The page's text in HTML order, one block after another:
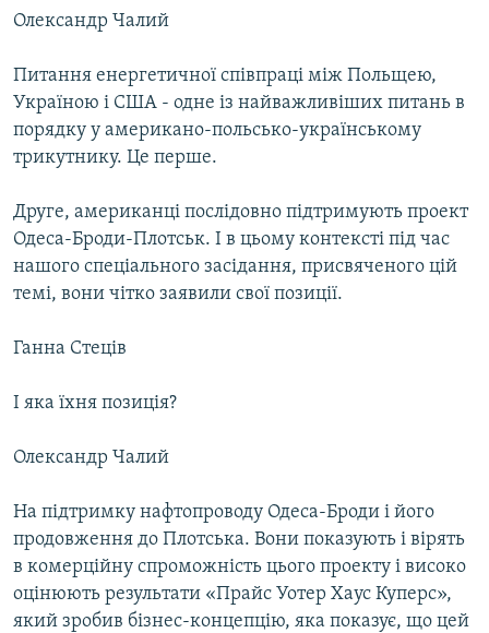
Олександр Чалий
Питання енергетичної співпраці між Польщею,
Україною і США - одне із найважливіших питань в
порядку у американо-польсько-українському
трикутнику. Це перше.
Друге, американці послідовно підтримують проект
Одеса-Броди-Плотськ. І в цьому контексті під час
нашого спеціального засідання, присвяченого цій
темі, вони чітко заявили свої позиції.
Ганна Стеців
І яка їхня позиція?
Олександр Чалий
На підтримку нафтопроводу Одеса-Броди і його
продовження до Плотська. Вони показують і вірять
в комерційну спроможність цього проекту і високо
оцінюють результати «Прайс Уотер Хаус Куперс»,
який зробив бізнес-концепцію, яка показує, що цей